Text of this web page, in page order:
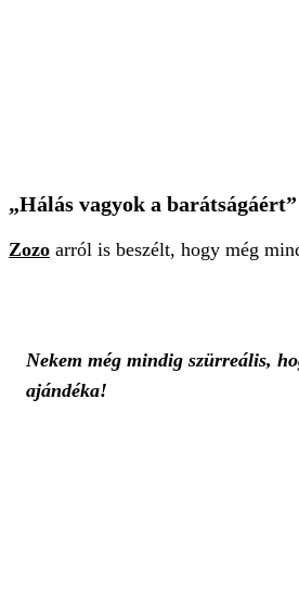
„Hálás vagyok a barátságáért”
Zozo arról is beszélt, hogy még
Nekem még mindig szürreális,
ajándéka!